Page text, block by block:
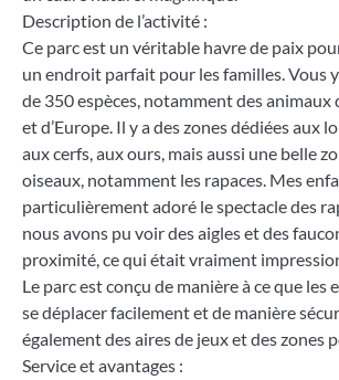
Description de l’activité :
Ce parc est un véritable havre de paix
un endroit parfait pour les familles. Vous
de 350 espèces, notamment des animaux
et d’Europe. Il y a des zones dédiées aux
aux cerfs, aux ours, mais aussi une belle
oiseaux, notamment les rapaces. Mes
particulièrement adoré le spectacle des
nous avons pu voir des aigles et des
proximité, ce qui était vraiment
Le parc est conçu de manière à ce que les
se déplacer facilement et de manière
également des aires de jeux et des zones
Service et avantages :